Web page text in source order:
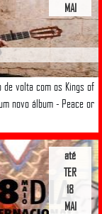
de volta com os Kings of
novo álbum - Peace or
MAI
até
TER
18
MAI